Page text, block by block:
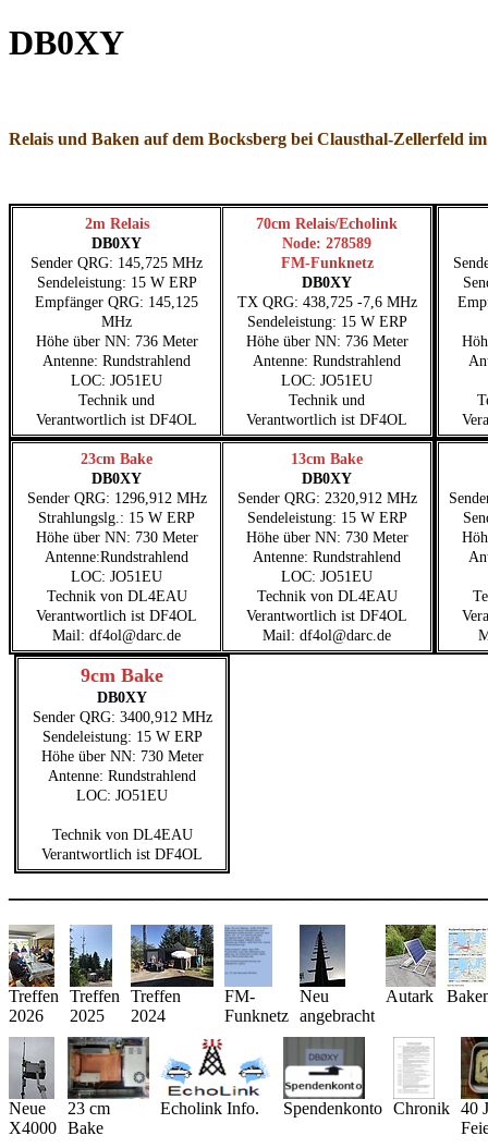
DB0XY
Relais und Baken auf dem Bocksberg bei Clausthal-Zellerfeld
2m Relais
DB0XY
Sender QRG: 145,725 MHz
Sendeleistung: 15 W ERP
Empfänger QRG: 145,125
MHz
Höhe über NN: 736 Meter
Antenne: Rundstrahlend
LOC: JO51EU
Technik und
Verantwortlich ist DF4OL
70cm Relais/Echolink
Node: 278589
FM-Funknetz
DB0XY
TX QRG: 438,725 -7,6 MHz
Sendeleistung: 15 W ERP
Höhe über NN: 736 Meter
Antenne: Rundstrahlend
LOC: JO51EU
Technik und
Verantwortlich ist DF4OL
23cm Bake
DB0XY
Sender QRG: 1296,912 MHz
Strahlungslg.: 15 W ERP
Höhe über NN: 730 Meter
Antenne:Rundstrahlend
LOC: JO51EU
Technik von DL4EAU
Verantwortlich ist DF4OL
Mail: df4ol@darc.de
13cm Bake
DB0XY
Sender QRG: 2320,912 MHz
Sendeleistung: 15 W ERP
Höhe über NN: 730 Meter
Antenne: Rundstrahlend
LOC: JO51EU
Technik von DL4EAU
Verantwortlich ist DF4OL
Mail: df4ol@darc.de
9cm Bake
DB0XY
Sender QRG: 3400,912 MHz
Sendeleistung: 15 W ERP
Höhe über NN: 730 Meter
Antenne: Rundstrahlend
LOC: JO51EU
Technik von DL4EAU
Verantwortlich ist DF4OL
Treffen
2026
Treffen
2025
Treffen
2024
FM-
Funknetz
Neu
angebracht
Autark
Neue
X4000
23 cm
Bake
Echolink Info. Spendenkonto Chronik 40